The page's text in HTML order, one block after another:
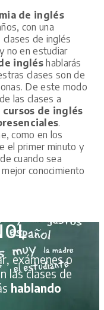
de inglés
con una
de inglés
no en estudiar
inglés hablarás
clases son de
De este modo
las clases a
cursos de inglés
.
como en los
el primer minuto y
cuando sea
conocimiento
exámenes o
las clases de
hablando